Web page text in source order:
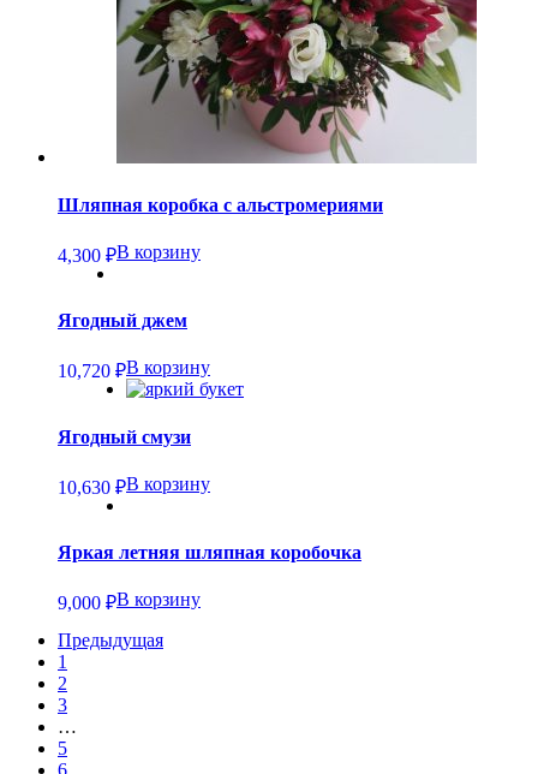
Шляпная коробка с альстромериями
4,300 ₽В корзину
Ягодный джем
10,720 ₽В корзину
Ягодный смузи
10,630 ₽В корзину
Яркая летняя шляпная коробочка
9,000 ₽В корзину
Предыдущая
1
2
3
…
5